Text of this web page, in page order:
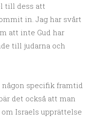
till dess att
in. Jag har svårt
att inte Gud har
till judarna och
specifik framtid
det också att man
Israels upprättelse